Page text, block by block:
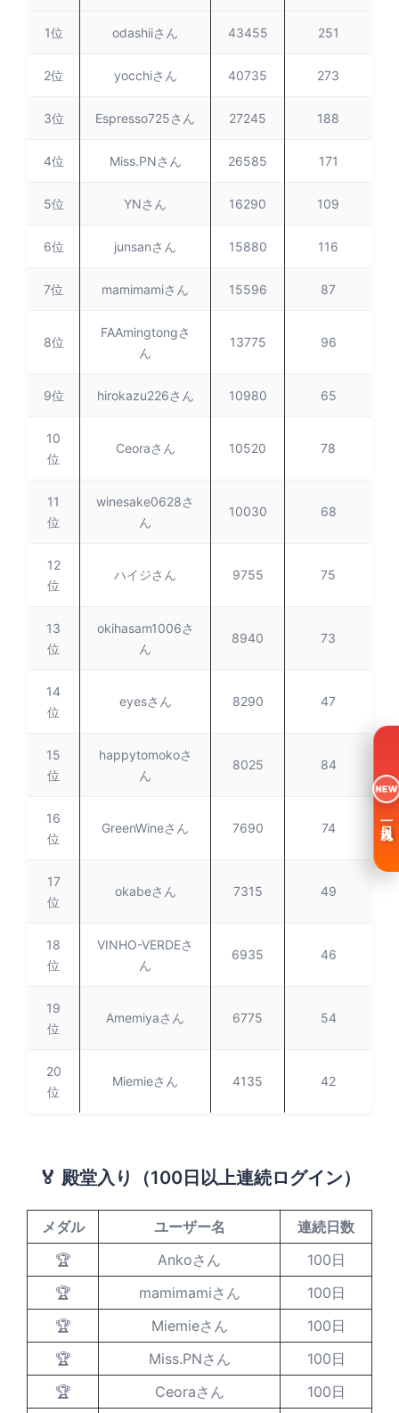
1位 odashiiさん 43455 251
2位 yocchiさん 40735 273
3位 Espresso725さん 27245 188
4位 Miss.PNさん 26585 171
5位 YNさん 16290 109
6位 junsanさん 15880 116
7位 mamimamiさん 15596 87
8位
FAAmingtongさ
ん
13775 96
9位 hirokazu226さん 10980 65
10
位
Ceoraさん 10520 78
11
位
winesake0628さ
ん
10030 68
12
位
ハイジさん 9755 75
13
位
okihasam1006さ
ん
8940 73
14
位
eyesさん 8290 47
15
位
happytomokoさ
ん
8025 84
16
位
GreenWineさん 7690 74
17
位
okabeさん 7315 49
18
位
VINHO-VERDEさ
ん
6935 46
19
位
Amemiyaさん 6775 54
20
位
Miemieさん 4135 42
🏅 殿堂入り（100日以上連続ログイン）
メダル ユーザー名
連続日数
🏆
Ankoさん
100日
🏆
mamimamiさん
100日
🏆
Miemieさん
100日
🏆
Miss.PNさん
100日
🏆
Ceoraさん
100日
NEW